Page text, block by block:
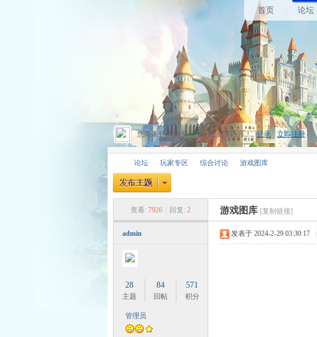
首页 论坛
您尚未登录,请登录后浏览更多内容！ 登录 立即注册
论坛
›
玩家专区
›
综合讨论
›
游戏图库
查看: 7926 回复: 2 游戏图库 [复制链接]
admin
28
主题
84
回帖
571
积分
管理员
发表于 2024-2-29 03:30:17